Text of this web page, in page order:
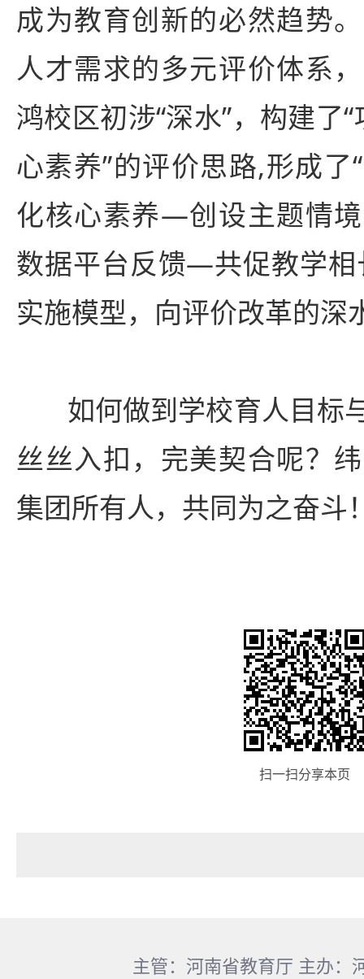
成为教育创新的必然趋势
人才需求的多元评价体系
鸿校区初涉“深水”，构建了
心素养”的评价思路,形成
化核心素养—创设主题情
数据平台反馈—共促教学相
实施模型，向评价改革的深
如何做到学校育人目标
丝丝入扣，完美契合呢？
集团所有人，共同为之奋斗
扫一扫分享本页
主管：河南省教育厅 主办：